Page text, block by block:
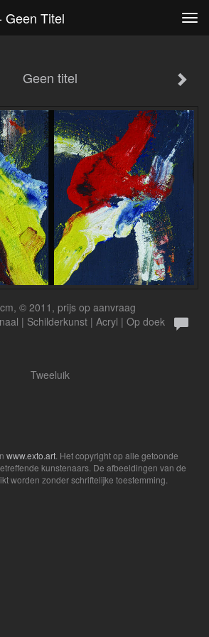
Geen Titel
Geen titel
© 2011, prijs op aanvraag
| Schilderkunst | Acryl | Op doek
Tweeluik
www.exto.art . Het copyright op alle getoonde
kunstenaars. De afbeeldingen van de
worden zonder schriftelijke toestemming.